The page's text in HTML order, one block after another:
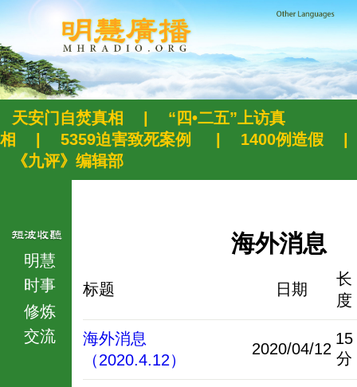
天安门自焚真相
“四•二五”上访真
相
5359迫害致死案例 1400例造假
《九评》编辑部
明慧
时事
修炼
交流
海外消息
标题 日期
长
度
海外消息
（2020.4.12）
2020/04/12
15
分